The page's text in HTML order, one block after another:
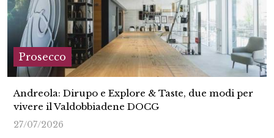
Prosecco
Andreola: Dirupo e Explore & Taste, due modi per
vivere il Valdobbiadene DOCG
27/07/2026